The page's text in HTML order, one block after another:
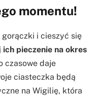
momentu!
i cieszyć się
pieczenie na okres
czasowe daje
ciasteczka będą
na Wigilię, która